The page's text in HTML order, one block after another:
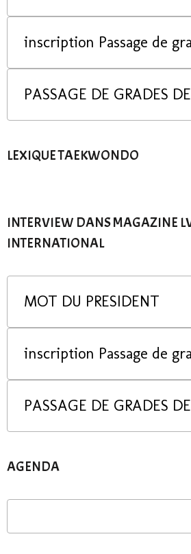
PASSAGE DE GRADES
LEXIQUE TAEKWONDO
INTERVIEW DANS MAGAZINE
INTERNATIONAL
MOT DU PRESIDENT
PASSAGE DE GRADES
AGENDA